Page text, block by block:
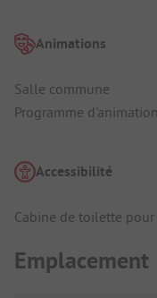
Animations
Salle commune
Programme d'animation
Accessibilité
Cabine de toilette
Emplacement